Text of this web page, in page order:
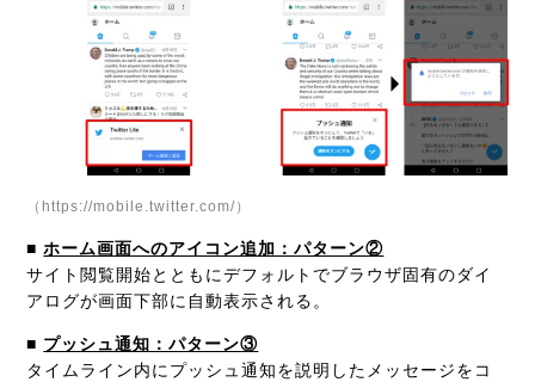
（https://mobile.twitter.com/）
■ ホーム画面へのアイコン追加：パターン②
サイト閲覧開始とともにデフォルトでブラウザ固有のダイ
アログが画面下部に自動表示される。
■ プッシュ通知：パターン③
タイムライン内にプッシュ通知を説明したメッセージをコ